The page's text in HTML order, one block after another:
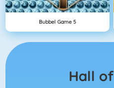
Bubbel Game 5
Hall of